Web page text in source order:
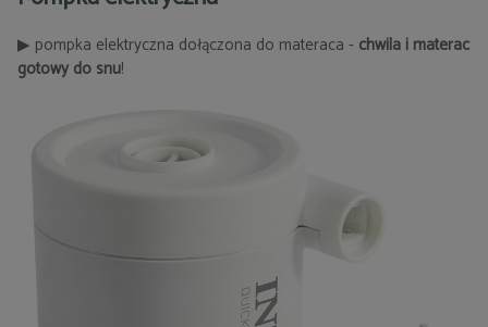
▶ pompka elektryczna dołączona do materaca - chwila i materac
gotowy do snu!